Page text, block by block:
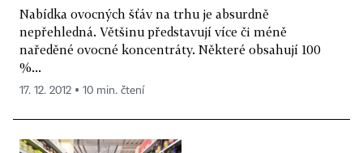
Nabídka ovocných šťáv na trhu je absurdně
nepřehledná. Většinu představují více či méně
naředěné ovocné koncentráty. Některé obsahují 100
%...
17. 12. 2012 ▪ 10 min. čtení